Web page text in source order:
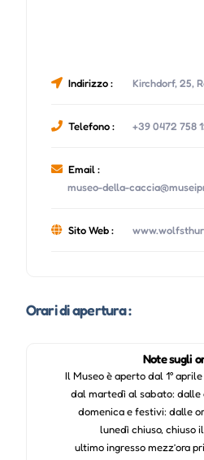
Indirizzo : Kirchdorf, 25,
Telefono : +39 0472 758
Email :
museo-della-
Sito Web :
Orari di apertura :
Note sugli
Il Museo è aperto dal 1°
dal martedì al sabato: dalle
domenica e festivi: dalle
lunedì chiuso, chiuso
ultimo ingresso mezz’ora